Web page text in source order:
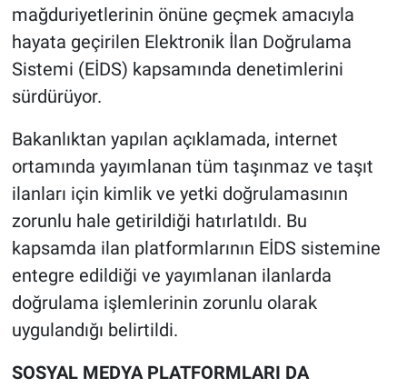
mağduriyetlerinin önüne geçmek amacıyla
hayata geçirilen Elektronik İlan Doğrulama
Sistemi (EİDS) kapsamında denetimlerini
sürdürüyor.
Bakanlıktan yapılan açıklamada, internet
ortamında yayımlanan tüm taşınmaz ve taşıt
ilanları için kimlik ve yetki doğrulamasının
zorunlu hale getirildiği hatırlatıldı. Bu
kapsamda ilan platformlarının EİDS sistemine
entegre edildiği ve yayımlanan ilanlarda
doğrulama işlemlerinin zorunlu olarak
uygulandığı belirtildi.
SOSYAL MEDYA PLATFORMLARI DA